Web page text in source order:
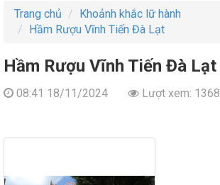
Trang chủ
Khoảnh khắc lữ hành
Hầm Rượu Vĩnh Tiến Đà Lạt
Hầm Rượu Vĩnh Tiến Đà Lạt
08:41 18/11/2024 Lượt xem: 1368